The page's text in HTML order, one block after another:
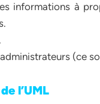
informations à
(ce
l’UML